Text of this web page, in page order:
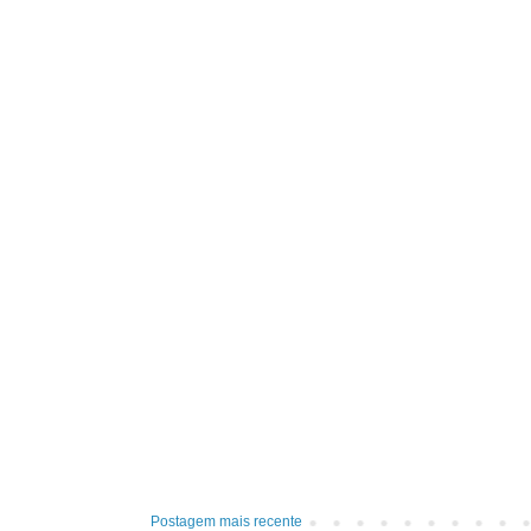
Postagem mais recente